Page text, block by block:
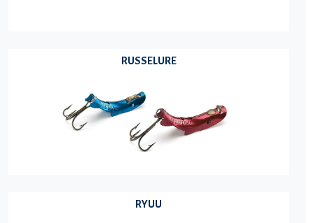
RUSSELURE
RYUU